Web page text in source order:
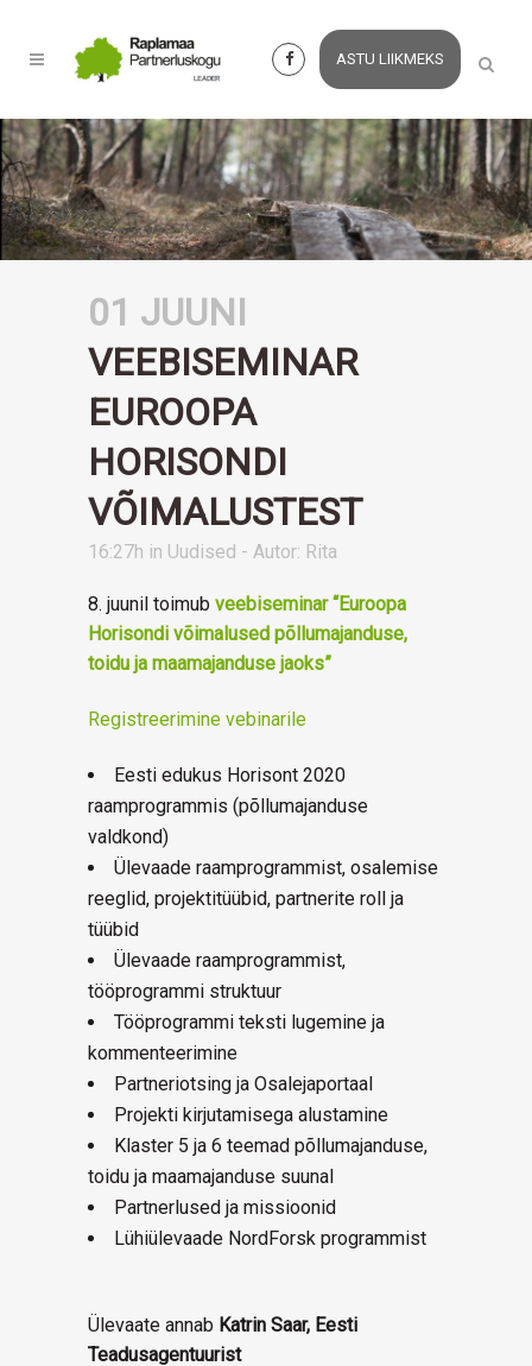
ASTU LIIKMEKS
01 JUUNI
VEEBISEMINAR
EUROOPA
HORISONDI
VÕIMALUSTEST
16:27h in Uudised - Autor: Rita
8. juunil toimub veebiseminar “Euroopa
Horisondi võimalused põllumajanduse,
toidu ja maamajanduse jaoks”
Registreerimine vebinarile
Eesti edukus Horisont 2020
raamprogrammis (põllumajanduse
valdkond)
Ülevaade raamprogrammist, osalemise
reeglid, projektitüübid, partnerite roll ja
tüübid
Ülevaade raamprogrammist,
tööprogrammi struktuur
Tööprogrammi teksti lugemine ja
kommenteerimine
Partneriotsing ja Osalejaportaal
Projekti kirjutamisega alustamine
Klaster 5 ja 6 teemad põllumajanduse,
toidu ja maamajanduse suunal
Partnerlused ja missioonid
Lühiülevaade NordForsk programmist
Ülevaate annab Katrin Saar, Eesti
Teadusagentuurist